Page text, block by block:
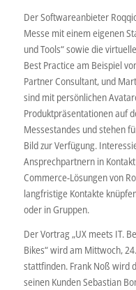
Der Softwareanbieter
Messe mit einem eigenen
und Tools“ sowie die
Best Practice am Beispiel
Partner Consultant, und
sind mit persönlichen
Produktpräsentationen auf
Messestandes und stehen
Bild zur Verfügung.
Ansprechpartnern in
Commerce-Lösungen von
langfristige Kontakte
oder in Gruppen.
Der Vortrag „UX meets IT.
Bikes“ wird am Mittwoch,
stattfinden. Frank Noß wird
seinen Kunden Sebastian